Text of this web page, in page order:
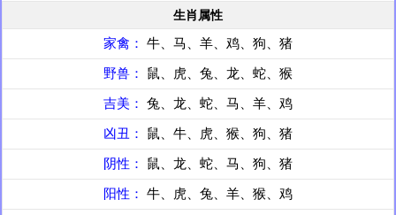
生肖属性
家禽： 牛、马、羊、鸡、狗、猪
野兽： 鼠、虎、兔、龙、蛇、猴
吉美： 兔、龙、蛇、马、羊、鸡
凶丑： 鼠、牛、虎、猴、狗、猪
阴性： 鼠、龙、蛇、马、狗、猪
阳性： 牛、虎、兔、羊、猴、鸡